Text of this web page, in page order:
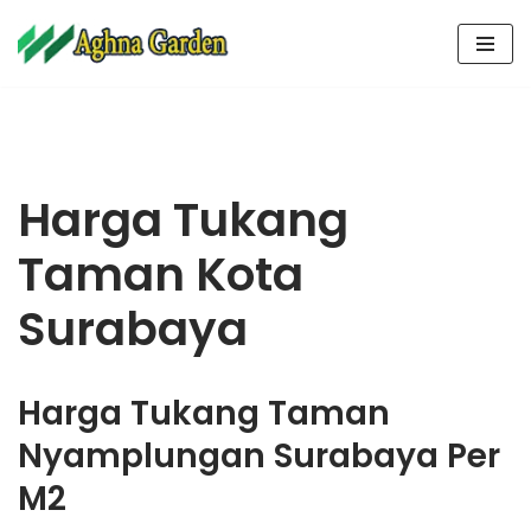
Lompat
Harga Tukang
Taman Kota
Surabaya
Harga Tukang Taman
Nyamplungan Surabaya Per
M2